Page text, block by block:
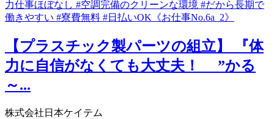
【プラスチック製パーツの組立】 『体
力に自信がなくても大丈夫！ ”かる
～...
株式会社日本ケイテム